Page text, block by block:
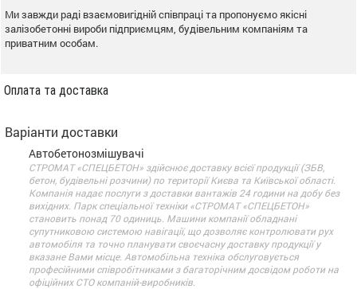
Ми завжди раді взаємовигідній співпраці та пропонуємо якісні
залізобетонні вироби підприємцям, будівельним компаніям та
приватним особам.
Оплата та доставка
Варіанти доставки
Автобетонозмішувачі
СТРОМАТ «СПЕЦБЕТОН» здійснює доставку всієї продукції (ЗБВ,
бетон, будівельні розчини) по території Києва та Київської області.
Компанія надає послуги з доставки вантажів 24 години на добу без
вихідних. Парк спеціальної техніки «СТРОМАТ «СПЕЦБЕТОН»
становить понад 70 одиниць. Машини компанії обладнані
супутниковою системою навігації, що дозволяє контролювати рух
автомобіля та точно планувати своєчасну доставку продукції у
вказане Вами місце. Автомобільна техніка обслуговується
професійними співробітниками з багаторічним досвідом роботи на
офіційних СТО компаній-виробників.